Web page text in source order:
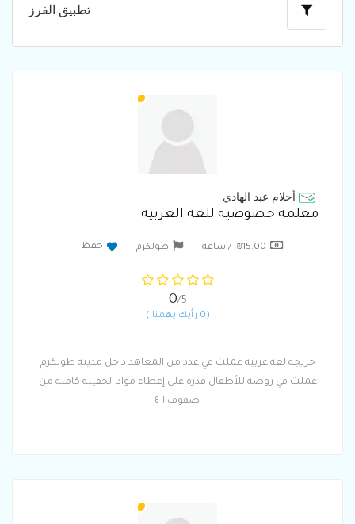
تطبيق الفرز
أحلام عبد الهادي
معلمة خصوصية للغة العربية
₪15.00 / ساعة طولكرم حفظ
0/5
(0 رأيك يهمنا!)
خريجة لغة عربية عملت في عدد من المعاهد داخل مدينة طولكرم
عملت في روضة للأطفال قدرة على إعطاء مواد الحقيبة كاملة من
صفوف ١-٤